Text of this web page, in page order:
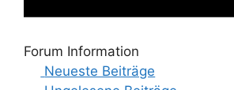
Forum Information
Neueste Beiträge